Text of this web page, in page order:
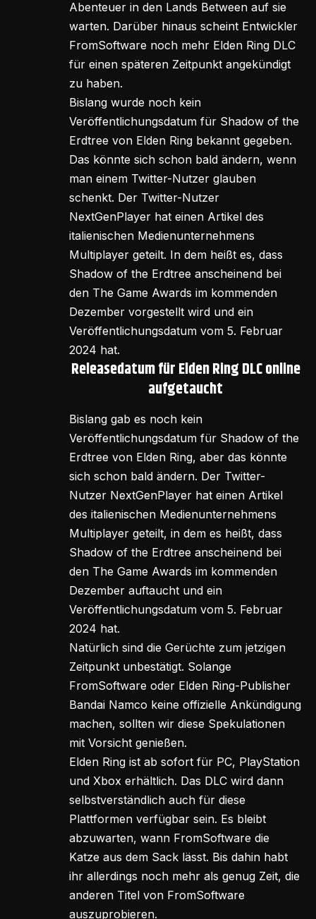
Abenteuer in den Lands Between auf sie
warten. Darüber hinaus scheint Entwickler
FromSoftware noch mehr Elden Ring DLC
für einen späteren Zeitpunkt angekündigt
zu haben.
Bislang wurde noch kein
Veröffentlichungsdatum für Shadow of the
Erdtree von Elden Ring bekannt gegeben.
Das könnte sich schon bald ändern, wenn
man einem Twitter-Nutzer glauben
schenkt. Der Twitter-Nutzer
NextGenPlayer hat einen Artikel des
italienischen Medienunternehmens
Multiplayer geteilt. In dem heißt es, dass
Shadow of the Erdtree anscheinend bei
den The Game Awards im kommenden
Dezember vorgestellt wird und ein
Veröffentlichungsdatum vom 5. Februar
2024 hat.
Releasedatum für Elden Ring DLC online
aufgetaucht
Bislang gab es noch kein
Veröffentlichungsdatum für Shadow of the
Erdtree von Elden Ring, aber das könnte
sich schon bald ändern. Der Twitter-
Nutzer NextGenPlayer hat einen Artikel
des italienischen Medienunternehmens
Multiplayer geteilt, in dem es heißt, dass
Shadow of the Erdtree anscheinend bei
den The Game Awards im kommenden
Dezember auftaucht und ein
Veröffentlichungsdatum vom 5. Februar
2024 hat.
Natürlich sind die Gerüchte zum jetzigen
Zeitpunkt unbestätigt. Solange
FromSoftware oder Elden Ring-Publisher
Bandai Namco keine offizielle Ankündigung
machen, sollten wir diese Spekulationen
mit Vorsicht genießen.
Elden Ring ist ab sofort für PC, PlayStation
und Xbox erhältlich. Das DLC wird dann
selbstverständlich auch für diese
Plattformen verfügbar sein. Es bleibt
abzuwarten, wann FromSoftware die
Katze aus dem Sack lässt. Bis dahin habt
ihr allerdings noch mehr als genug Zeit, die
anderen Titel von FromSoftware
auszuprobieren.